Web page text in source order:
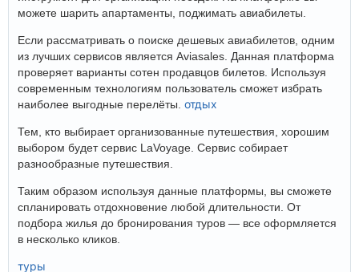
можете шарить апартаменты, поджимать авиабилеты.
Если рассматривать о поиске дешевых авиабилетов, одним
из лучших сервисов является Aviasales. Данная платформа
проверяет варианты сотен продавцов билетов. Используя
современным технологиям пользователь сможет избрать
наиболее выгодные перелёты. отдых
Тем, кто выбирает организованные путешествия, хорошим
выбором будет сервис LaVoyage. Сервис собирает
разнообразные путешествия.
Таким образом используя данные платформы, вы сможете
спланировать отдохновение любой длительности. От
подбора жилья до бронирования туров — все оформляется
в несколько кликов.
туры